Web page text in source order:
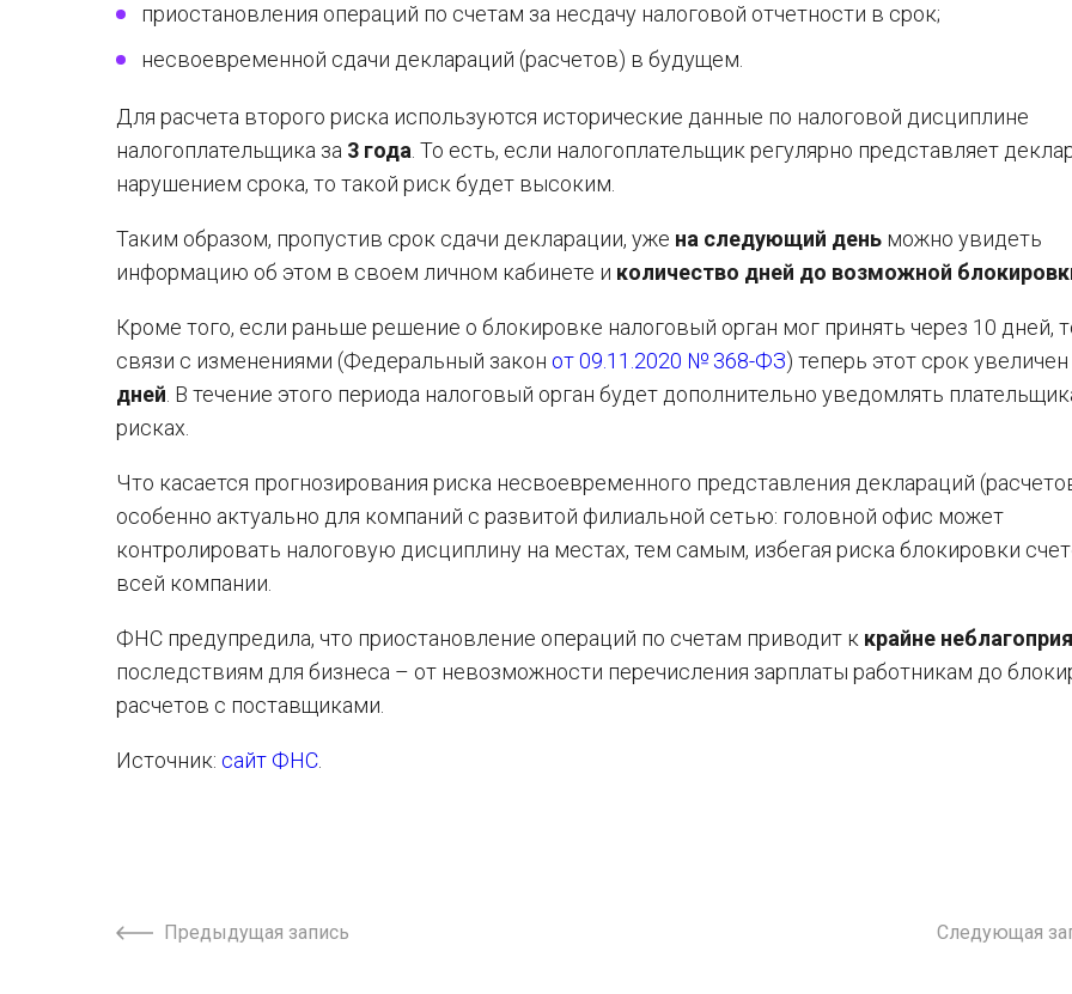
приостановления операций по счетам за несдачу налоговой отчетности в срок;
несвоевременной сдачи деклараций (расчетов) в будущем.
Для расчета второго риска используются исторические данные по налоговой дисциплине
налогоплательщика за 3 года . То есть, если налогоплательщик регулярно представляет
нарушением срока, то такой риск будет высоким.
Таким образом, пропустив срок сдачи декларации, уже на следующий день можно увидеть
информацию об этом в своем личном кабинете и количество дней до возможной
Кроме того, если раньше решение о блокировке налоговый орган мог принять через 10 дней,
связи с изменениями (Федеральный закон от 09.11.2020 № 368-ФЗ) теперь этот срок
дней . В течение этого периода налоговый орган будет дополнительно уведомлять
рисках.
Что касается прогнозирования риска несвоевременного представления деклараций
особенно актуально для компаний с развитой филиальной сетью: головной офис может
контролировать налоговую дисциплину на местах, тем самым, избегая риска блокировки
всей компании.
ФНС предупредила, что приостановление операций по счетам приводит к крайне
последствиям для бизнеса – от невозможности перечисления зарплаты работникам до
расчетов с поставщиками.
Источник: сайт ФНС
Предыдущая запись Следующая